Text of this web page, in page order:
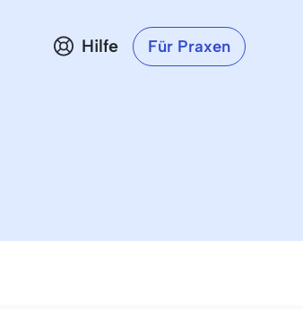
Hilfe Für Praxen